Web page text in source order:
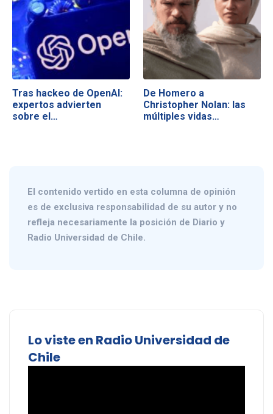
Tras hackeo de OpenAI:
expertos advierten
sobre el…
De Homero a
Christopher Nolan: las
múltiples vidas…
El contenido vertido en esta columna de opinión
es de exclusiva responsabilidad de su autor y no
refleja necesariamente la posición de Diario y
Radio Universidad de Chile.
Lo viste en Radio Universidad de
Chile